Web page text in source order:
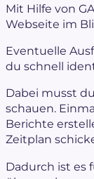
Mit Hilfe von
Webseite im
Eventuelle
du schnell
Dabei musst
schauen.
Berichte
Zeitplan
Dadurch ist es